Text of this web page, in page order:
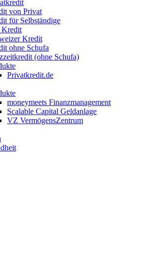
von Privat
für Selbständige
Kredit
Kredit
ohne Schufa
(ohne Schufa)
Privatkredit.de
moneymeets Finanzmanagement
Scalable Capital Geldanlage
VZ VermögensZentrum